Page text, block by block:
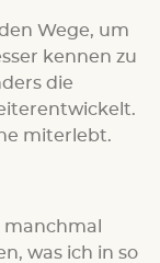
Wege, um
kennen zu
die
miterlebt.
manchmal
was ich in so